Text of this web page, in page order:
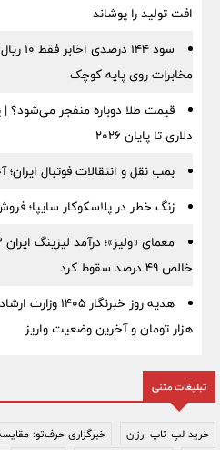
افت تولید را پوشاند
سود
مخابرات روی پایه کوچک
دلاری تا پایان ۲۰۲۶
بمب نقل‌ و انتقالات فوتبال ایران؛
زنگ خطر در پلاسکوکار سایپا؛ فروش «پلاسک»
خالص ۴۹ درصد سقوط کرد
هزار تومان و آخرین وضعیت واریز
تبلیغات متنی
خرید لپ تاپ ارزان خبرگزاری حرف‌تو: